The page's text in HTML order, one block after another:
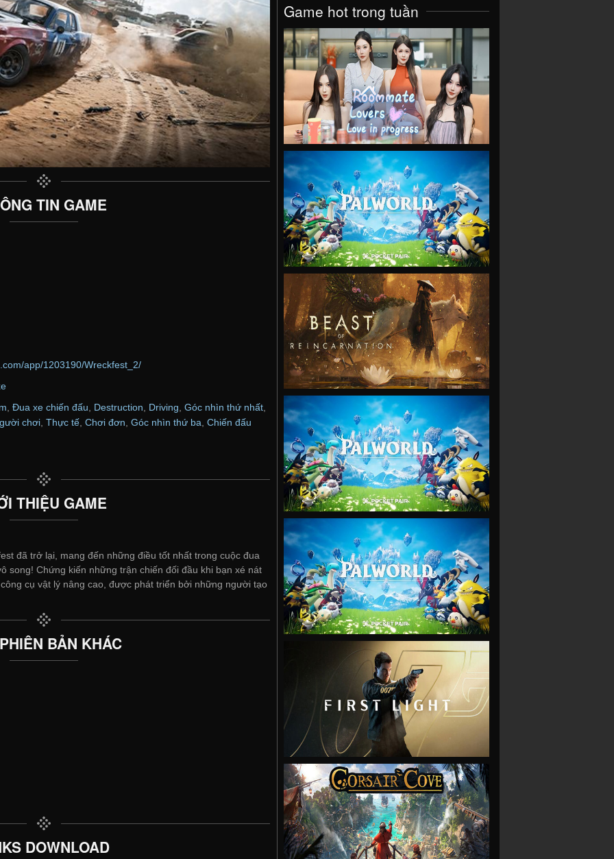
TIN GAME
app/1203190/Wreckfest_2/
, Đua xe chiến đấu, Destruction, Driving, Góc nhìn thứ nhất,
chơi Thực tế Chơi đơn Góc nhìn thứ ba Chiến đấu
THIỆU GAME
đã trở lại, mang đến những điều tốt nhất trong cuộc đua
song! Chứng kiến ​​những trận chiến đối đầu khi bạn xé nát
cụ vật lý nâng cao, được phát triển bởi những người tạo
BẢN KHÁC
DOWNLOAD
Game hot trong tuần
VIEW
VIEW
VIEW
VIEW
VIEW
VIEW
VIEW